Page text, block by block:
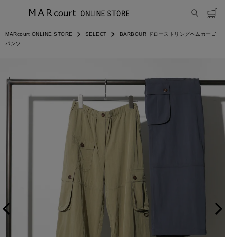
MARcourt ONLINE STORE SELECT
BARBOUR ドローストリングヘムカーゴ
パンツ